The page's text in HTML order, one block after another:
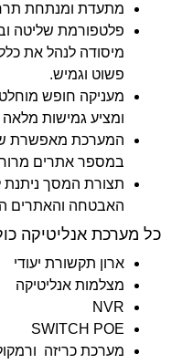
מתעדת ומנתחת
פלטפורמת שליטה
מיסודה לנהל את
פשוט וגמיש.
מעניקה חופש
ומציע גמישות
המערכת מאפשרת
במספר אתרים
תצורת המסך ניתנת
האבטחה והאתרים
כל מערכת אנליטיקה
ארון תקשורת יעודי
מצלמות אנליטיקה
NVR
SWITCH POE
מערכת כריזה